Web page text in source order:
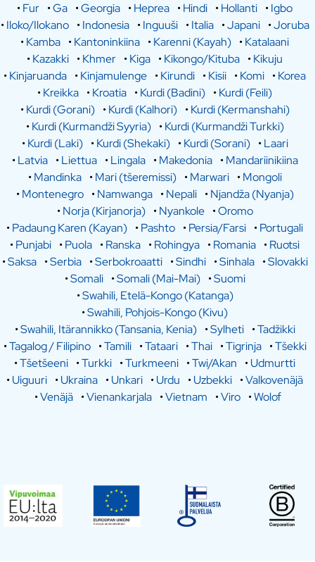
•Fur •Ga •Georgia •Heprea •Hindi •Hollanti •Igbo
•Iloko/Ilokano •Indonesia •Inguuši •Italia •Japani •Joruba
•Kamba •Kantoninkiina •Karenni (Kayah) •Katalaani
•Kazakki •Khmer •Kiga •Kikongo/Kituba •Kikuju
•Kinjaruanda •Kinjamulenge •Kirundi •Kisii •Komi •Korea
•Kreikka •Kroatia •Kurdi (Badini) •Kurdi (Feili)
•Kurdi (Gorani) •Kurdi (Kalhori) •Kurdi (Kermanshahi)
•Kurdi (Kurmandži Syyria) •Kurdi (Kurmandži Turkki)
•Kurdi (Laki) •Kurdi (Shekaki) •Kurdi (Sorani) •Laari
•Latvia •Liettua •Lingala •Makedonia •Mandariinikiina
•Mandinka •Mari (tšeremissi) •Marwari •Mongoli
•Montenegro •Namwanga •Nepali •Njandža (Nyanja)
•Norja (Kirjanorja) •Nyankole •Oromo
•Padaung Karen (Kayan) •Pashto •Persia/Farsi •Portugali
•Punjabi •Puola •Ranska •Rohingya •Romania •Ruotsi
•Saksa •Serbia •Serbokroaatti •Sindhi •Sinhala •Slovakki
•Somali •Somali (Mai-Mai) •Suomi
•Swahili, Etelä-Kongo (Katanga)
•Swahili, Pohjois-Kongo (Kivu)
•Swahili, Itärannikko (Tansania, Kenia) •Sylheti •Tadžikki
•Tagalog / Filipino •Tamili •Tataari •Thai •Tigrinja •Tšekki
•Tšetšeeni •Turkki •Turkmeeni •Twi/Akan •Udmurtti
•Uiguuri •Ukraina •Unkari •Urdu •Uzbekki •Valkovenäjä
•Venäjä •Vienankarjala •Vietnam •Viro •Wolof